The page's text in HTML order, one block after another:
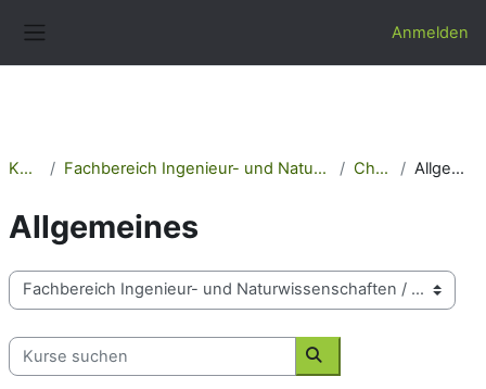
Anmelden
Kurse Fachbereich Ingenieur- und Naturwissenschaften Chemie Allgemeines
Allgemeines
Kursbereiche
Kurse suchen
Kurse suchen